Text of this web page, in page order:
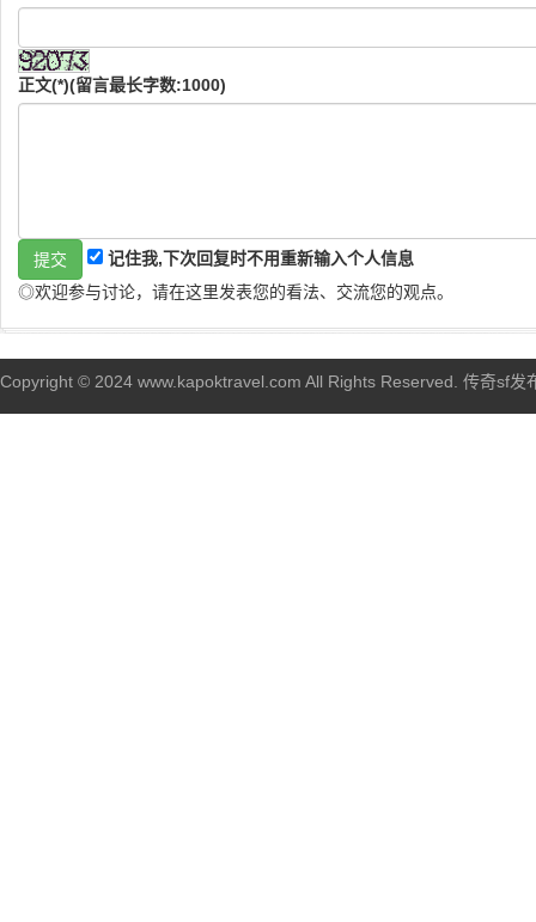
正文(*)(留言最长字数:1000)
记住我,下次回复时不用重新输入个人信息
◎欢迎参与讨论，请在这里发表您的看法、交流您的观点。
Copyright © 2024 www.kapoktravel.com All Rights Reserved. 传奇sf发